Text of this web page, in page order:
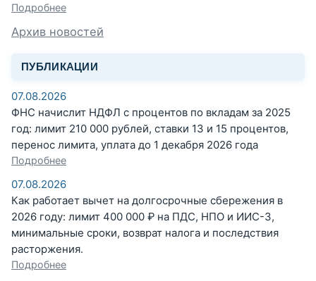
Подробнее
Архив новостей
ПУБЛИКАЦИИ
07.08.2026
ФНС начислит НДФЛ с процентов по вкладам за 2025
год: лимит 210 000 рублей, ставки 13 и 15 процентов,
перенос лимита, уплата до 1 декабря 2026 года
Подробнее
07.08.2026
Как работает вычет на долгосрочные сбережения в
2026 году: лимит 400 000 ₽ на ПДС, НПО и ИИС-3,
минимальные сроки, возврат налога и последствия
расторжения.
Подробнее